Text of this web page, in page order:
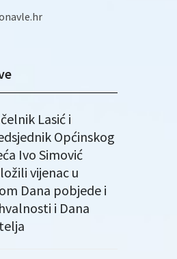
Lasić i
Općinskog
Ivo Simović
vijenac u
Dana pobjede i
i Dana